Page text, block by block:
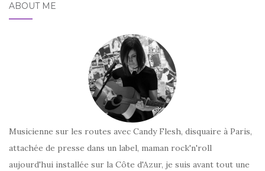
ABOUT ME
Musicienne sur les routes avec Candy Flesh, disquaire à Paris,
attachée de presse dans un label, maman rock'n'roll
aujourd'hui installée sur la Côte d'Azur, je suis avant tout une